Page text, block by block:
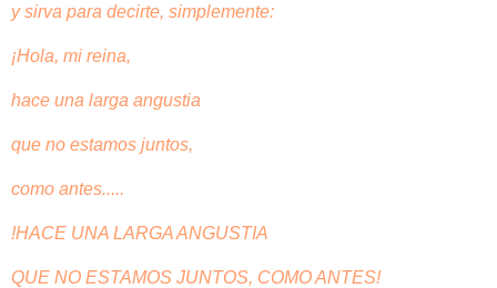
y sirva para decirte, simplemente:
¡Hola, mi reina,
hace una larga angustia
que no estamos juntos,
como antes.....
!HACE UNA LARGA ANGUSTIA
QUE NO ESTAMOS JUNTOS, COMO ANTES!